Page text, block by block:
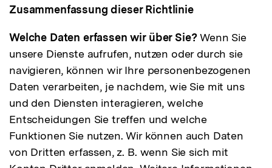
Zusammenfassung dieser Richtlinie
Welche Daten erfassen wir über Sie?Wenn Sie
unsere Dienste aufrufen, nutzen oder durch sie
navigieren, können wir Ihre personenbezogenen
Daten verarbeiten, je nachdem, wie Sie mit uns
und den Diensten interagieren, welche
Entscheidungen Sie treffen und welche
Funktionen Sie nutzen. Wir können auch Daten
von Dritten erfassen, z. B. wenn Sie sich mit